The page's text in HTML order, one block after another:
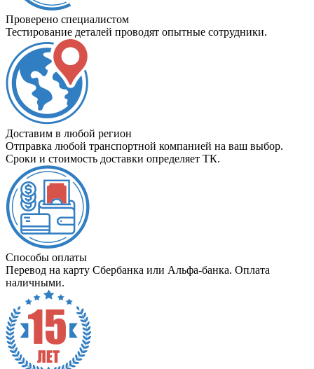
Проверено специалистом
Тестирование деталей проводят опытные сотрудники.
Доставим в любой регион
Отправка любой транспортной компанией на ваш выбор.
Сроки и стоимость доставки определяет ТК.
Способы оплаты
Перевод на карту Сбербанка или Альфа-банка. Оплата
наличными.